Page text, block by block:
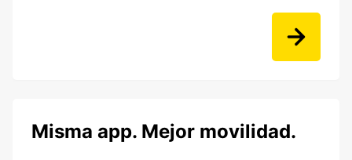
Misma app. Mejor movilidad.